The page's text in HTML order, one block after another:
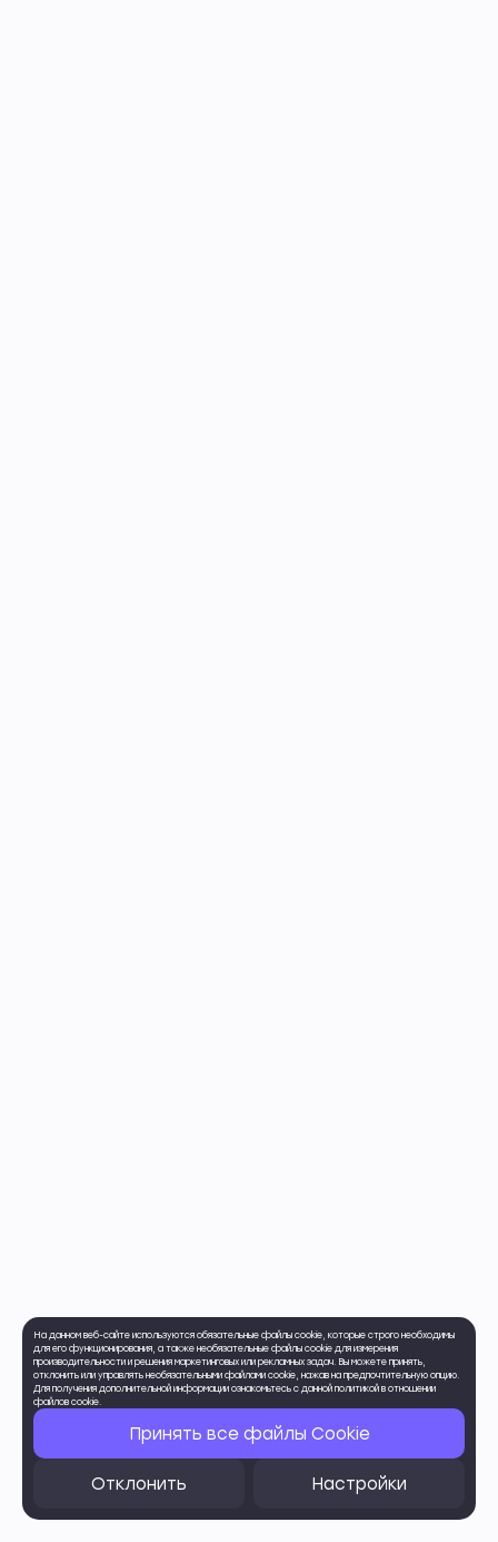
На данном веб-сайте используются обязательные файлы cookie, которые строго необходимы
для его функционирования, а также необязательные файлы cookie для измерения
производительности и решения маркетинговых или рекламных задач. Вы можете принять,
отклонить или управлять необязательными файлами cookie, нажав на предпочтительную опцию.
Для получения дополнительной информации ознакомьтесь с данной политикой в отношении
файлов cookie.
Принять все файлы Cookie
Отклонить Настройки